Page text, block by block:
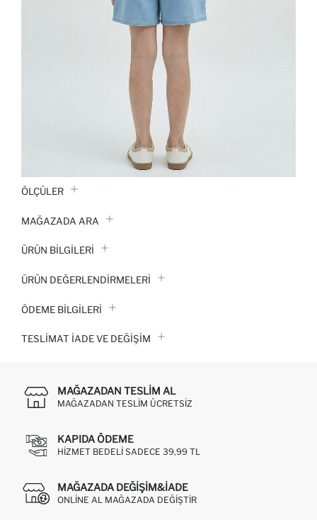
ÖLÇÜLER
MAĞAZADA ARA
ÜRÜN BILGILERI
ÜRÜN DEĞERLENDİRMELERİ
ÖDEME BİLGİLERİ
TESLIMAT İADE VE DEĞIŞIM
MAĞAZADAN TESLIM AL
MAĞAZADAN TESLIM ÜCRETSIZ
KAPIDA ÖDEME
HIZMET BEDELI SADECE 39,99 TL
MAĞAZADA DEĞIŞIM&İADE
ONLINE AL MAĞAZADA DEĞIŞTIR